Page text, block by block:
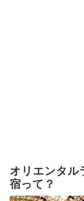
オリエンタル
宿って？